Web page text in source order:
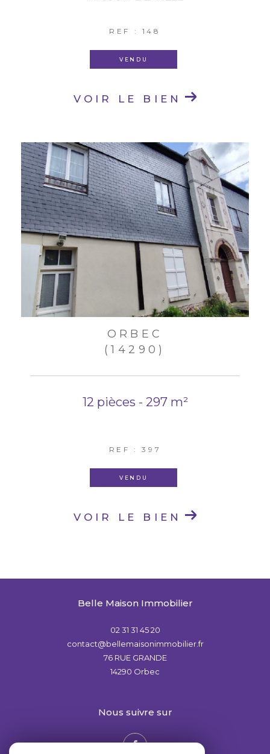
REF : 148
VENDU
VOIR LE BIEN
ORBEC
(14290)
12 pièces - 297 m²
REF : 397
VENDU
VOIR LE BIEN
Belle Maison Immobilier
02 31 31 45 20
contact@bellemaisonimmobilier.fr
76 RUE GRANDE
14290
Orbec
nous suivre sur